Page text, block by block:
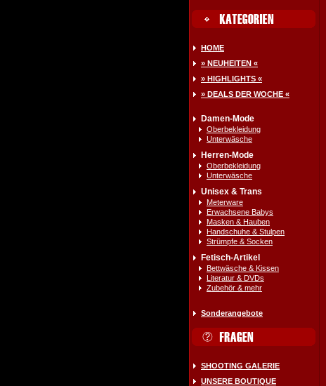
HOME
» NEUHEITEN «
» HIGHLIGHTS «
» DEALS DER WOCHE «
Damen-Mode
Oberbekleidung
Unterwäsche
Herren-Mode
Oberbekleidung
Unterwäsche
Unisex & Trans
Meterware
Erwachsene Babys
Masken & Hauben
Handschuhe & Stulpen
Strümpfe & Socken
Fetisch-Artikel
Bettwäsche & Kissen
Literatur & DVDs
Zubehör & mehr
Sonderangebote
SHOOTING GALERIE
UNSERE BOUTIQUE